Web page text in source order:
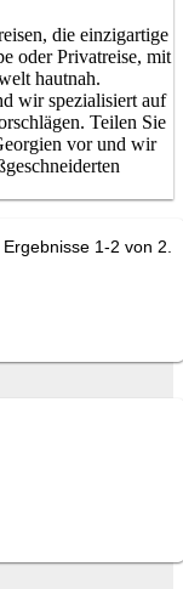
die einzigartige
oder Privatreise, mit
hautnah.
wir spezialisiert auf
Teilen Sie
vor und wir
Ergebnisse 1-2 von 2.